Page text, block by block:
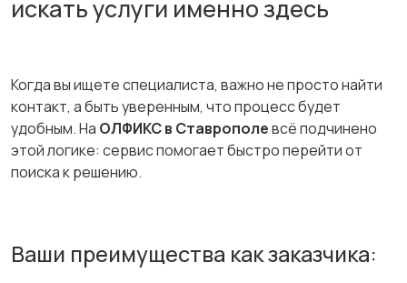
искать услуги именно здесь
Когда вы ищете специалиста, важно не просто найти
контакт, а быть уверенным, что процесс будет
удобным. На ОЛФИКС в Ставрополевсё подчинено
этой логике: сервис помогает быстро перейти от
поиска к решению.
Ваши преимущества как заказчика: